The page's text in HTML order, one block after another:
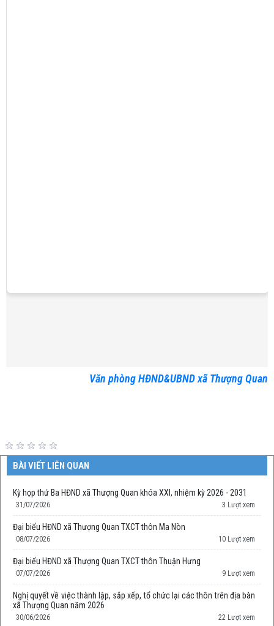
Văn phòng HĐND&UBND xã Thượng Quan
BÀI VIẾT LIÊN QUAN
Kỳ họp thứ Ba HĐND xã Thượng Quan khóa XXI, nhiệm kỳ 2026 - 2031
31/07/2026 3 Lượt xem
Đại biểu HĐND xã Thượng Quan TXCT thôn Ma Nòn
08/07/2026 10 Lượt xem
Đại biểu HĐND xã Thượng Quan TXCT thôn Thuận Hưng
07/07/2026 9 Lượt xem
Nghị quyết về việc thành lập, sắp xếp, tổ chức lại các thôn trên địa bàn
xã Thượng Quan năm 2026
30/06/2026 22 Lượt xem